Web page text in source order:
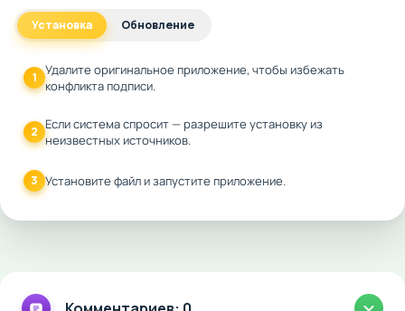
Установка Обновление
1 Удалите оригинальное приложение, чтобы избежать
конфликта подписи.
2 Если система спросит — разрешите установку из
неизвестных источников.
3 Установите файл и запустите приложение.